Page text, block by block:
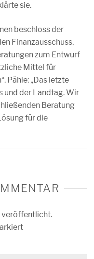
sie.
beschloss der
Finanzausschuss,
zum Entwurf
Mittel für
Pähle: „Das letzte
und der Landtag. Wir
Beratung
für die
veröffentlicht.